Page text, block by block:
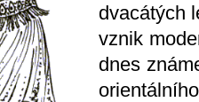
dvacátých
vznik
dnes